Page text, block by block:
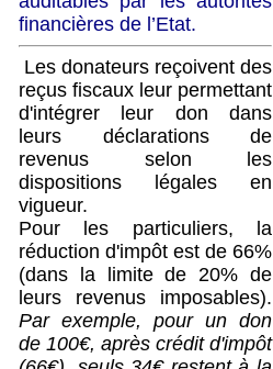
financières de l’Etat.
Les donateurs reçoivent des
reçus fiscaux leur permettant
d'intégrer leur don dans
leurs déclarations de
revenus selon les
dispositions légales en
vigueur.
Pour les particuliers, la
réduction d'impôt est de 66%
(dans la limite de 20% de
leurs revenus imposables).
Par exemple, pour un don
de 100€, après crédit d'impôt